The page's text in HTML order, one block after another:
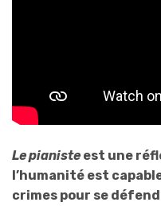
Le pianisteest une
l’humanité est
crimes pour se